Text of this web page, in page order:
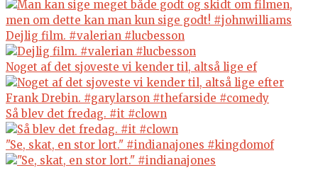
Dejlig film. #valerian #lucbesson
Noget af det sjoveste vi kender til, altså lige ef
Så blev det fredag. #it #clown
"Se, skat, en stor lort." #indianajones #kingdomof